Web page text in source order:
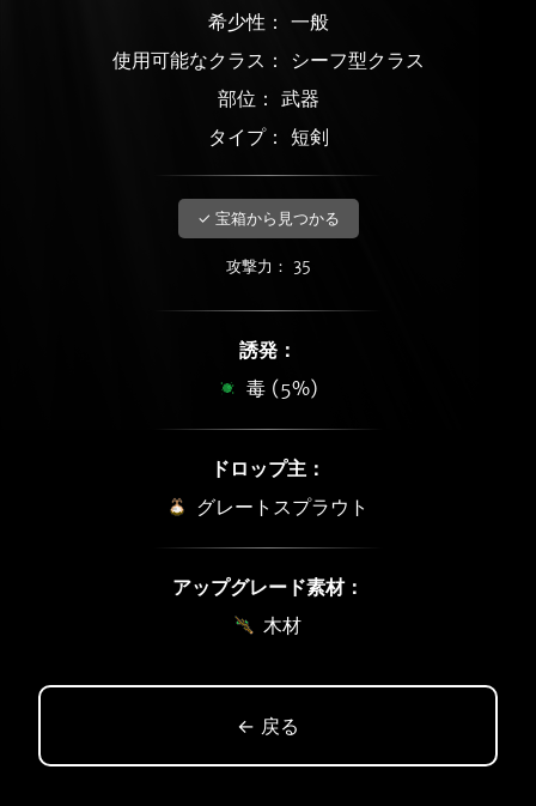
希少性： 一般
使用可能なクラス： シーフ型クラス
部位： 武器
タイプ： 短剣
✓ 宝箱から見つかる
攻撃力： 35
誘発：
毒 (5%)
ドロップ主：
グレートスプラウト
アップグレード素材：
木材
← 戻る